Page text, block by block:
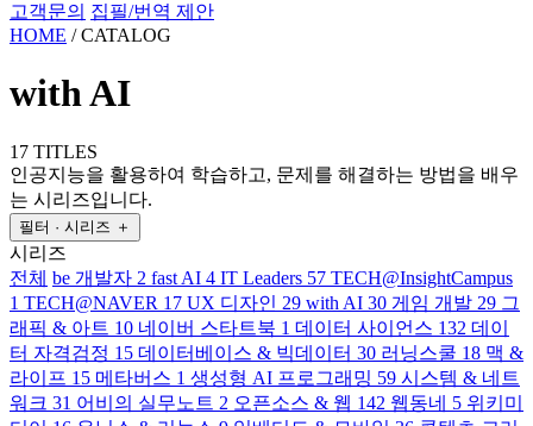
고객문의 집필/번역 제안
HOME / CATALOG
with AI
17 TITLES
인공지능을 활용하여 학습하고, 문제를 해결하는 방법을 배우
는 시리즈입니다.
필터 · 시리즈 ＋
시리즈
전체 be 개발자 2 fast AI 4 IT Leaders 57 TECH@InsightCampus
1 TECH@NAVER 17 UX 디자인 29 with AI 30 게임 개발 29 그
래픽 & 아트 10 네이버 스타트북 1 데이터 사이언스 132 데이
터 자격검정 15 데이터베이스 & 빅데이터 30 러닝스쿨 18 맥 &
라이프 15 메타버스 1 생성형 AI 프로그래밍 59 시스템 & 네트
워크 31 어비의 실무노트 2 오픈소스 & 웹 142 웹동네 5 위키미